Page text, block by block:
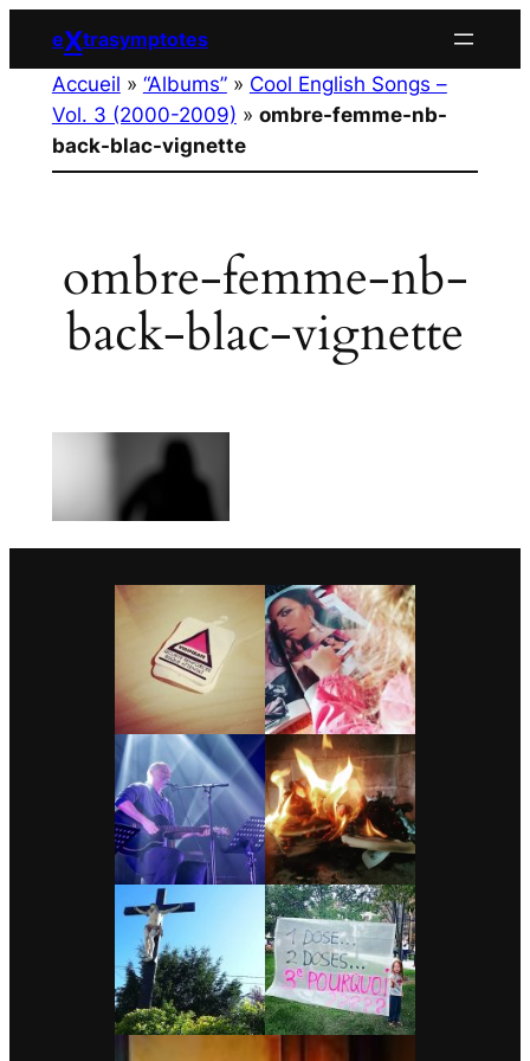
contenu
eXtrasymptotes
Accueil » “Albums”» Cool English Songs –
Vol. 3 (2000-2009) » ombre-femme-nb-
back-blac-vignette
ombre-femme-nb-
back-blac-vignette